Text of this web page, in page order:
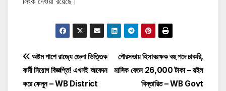
Post
navigation
পৌরসভায় হিসাবরক্ষক বহু পদে চাকরি,
মাসিক বেতন 26,000 টাকা – রইল
বিস্তারিত – WB Govt
অষ্টম পাশে রাজ্যে জেলা ভিত্তিক
কর্মী নিয়োগ বিজ্ঞপ্তি! এখনই আবেদন
করে ফেলুন – WB District